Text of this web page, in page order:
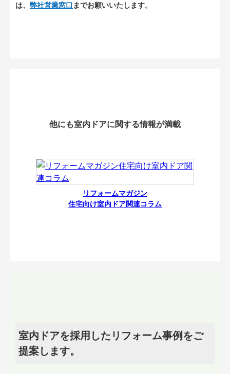
は、 弊社営業窓口 までお願いいたします。
他にも室内ドアに関する情報が満載
リフォームマガジン
住宅向け室内ドア関連コラム
室内ドアを採用したリフォーム事例をご
提案します。